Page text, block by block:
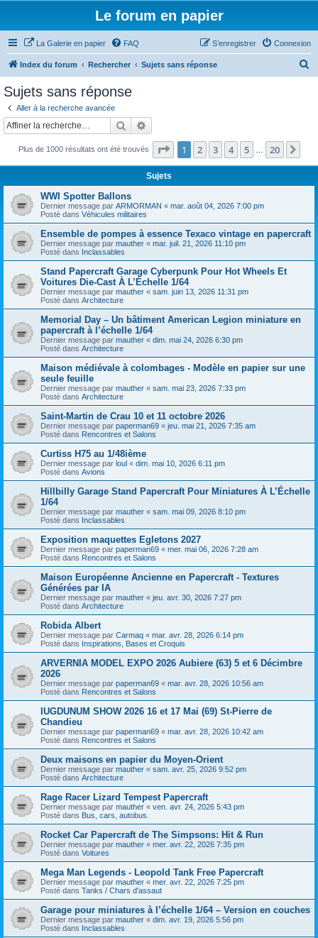
Le forum en papier
La Galerie en papier FAQ Connexion
S’enregistrer
Index du forum Rechercher Sujets sans réponse
c
Sujets sans réponse
Aller à la recherche avancée
Rechercher
Plus de 1000 résultats ont été trouvés Page 1sur20
1 2 3 4 5 20
Sujets
WWI Spotter Ballons
Dernier message par ARMORMAN « mar. août 04, 2026 7:00 pm
Posté dans Véhicules militaires
Ensemble de pompes à essence Texaco vintage en papercraft
Dernier message par mauther « mar. juil. 21, 2026 11:10 pm
Posté dans Inclassables
Stand Papercraft Garage Cyberpunk Pour Hot Wheels Et
Voitures Die-Cast À L’Échelle 1/64
Dernier message par mauther « sam. juin 13, 2026 11:31 pm
Posté dans Architecture
Memorial Day – Un bâtiment American Legion miniature en
papercraft à l’échelle 1/64
Dernier message par mauther « dim. mai 24, 2026 6:30 pm
Posté dans Architecture
Maison médiévale à colombages - Modèle en papier sur une
seule feuille
Dernier message par mauther « sam. mai 23, 2026 7:33 pm
Posté dans Architecture
Saint-Martin de Crau 10 et 11 octobre 2026
Dernier message par paperman69 « jeu. mai 21, 2026 7:35 am
Posté dans Rencontres et Salons
Curtiss H75 au 1/48ième
Dernier message par loul « dim. mai 10, 2026 6:11 pm
Posté dans Avions
Hillbilly Garage Stand Papercraft Pour Miniatures À L’Échelle
1/64
Dernier message par mauther « sam. mai 09, 2026 8:10 pm
Posté dans Inclassables
Exposition maquettes Egletons 2027
Dernier message par paperman69 « mer. mai 06, 2026 7:28 am
Posté dans Rencontres et Salons
Maison Européenne Ancienne en Papercraft - Textures
Générées par IA
Dernier message par mauther « jeu. avr. 30, 2026 7:27 pm
Posté dans Architecture
Robida Albert
Dernier message par Carmaq « mar. avr. 28, 2026 6:14 pm
Posté dans Inspirations, Bases et Croquis
ARVERNIA MODEL EXPO 2026 Aubiere (63) 5 et 6 Décimbre
2026
Dernier message par paperman69 « mar. avr. 28, 2026 10:56 am
Posté dans Rencontres et Salons
lUGDUNUM SHOW 2026 16 et 17 Mai (69) St-Pierre de
Chandieu
Dernier message par paperman69 « mar. avr. 28, 2026 10:42 am
Posté dans Rencontres et Salons
Deux maisons en papier du Moyen-Orient
Dernier message par mauther « sam. avr. 25, 2026 9:52 pm
Posté dans Architecture
Rage Racer Lizard Tempest Papercraft
Dernier message par mauther « ven. avr. 24, 2026 5:43 pm
Posté dans Bus, cars, autobus.
Rocket Car Papercraft de The Simpsons: Hit & Run
Dernier message par mauther « mer. avr. 22, 2026 7:35 pm
Posté dans Voitures
Mega Man Legends - Leopold Tank Free Papercraft
Dernier message par mauther « mer. avr. 22, 2026 7:25 pm
Posté dans Tanks / Chars d'assaut
Garage pour miniatures à l’échelle 1/64 – Version en couches
Dernier message par mauther « dim. avr. 19, 2026 5:56 pm
Posté dans Inclassables